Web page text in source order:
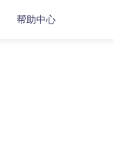
帮助中心